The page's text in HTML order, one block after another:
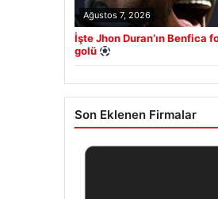
Ağustos 7, 2026
İşte Jhon Duran’ın Benfica
golü
Son Eklenen Firmalar